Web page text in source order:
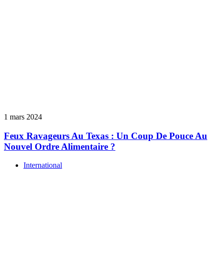
1 mars 2024
Feux Ravageurs Au Texas : Un Coup De Pouce Au
Nouvel Ordre Alimentaire ?
International